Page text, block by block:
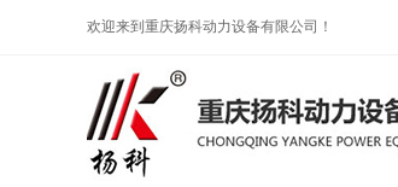
欢迎来到重庆扬科动力设备有限公司！